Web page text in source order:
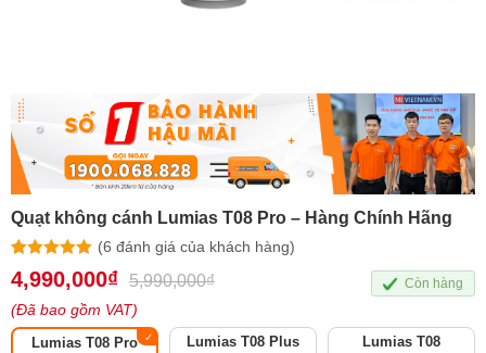
Quạt không cánh Lumias T08 Pro – Hàng Chính Hãng
5.00trên 5
dựa trên
6
(6 đánh giá của khách hàng)
4,990,000₫ 5,990,000₫
(Đã bao gồm VAT)
Lumias T08 Pro
Lumias T08 Plus
Lumias T08
Còn hàng